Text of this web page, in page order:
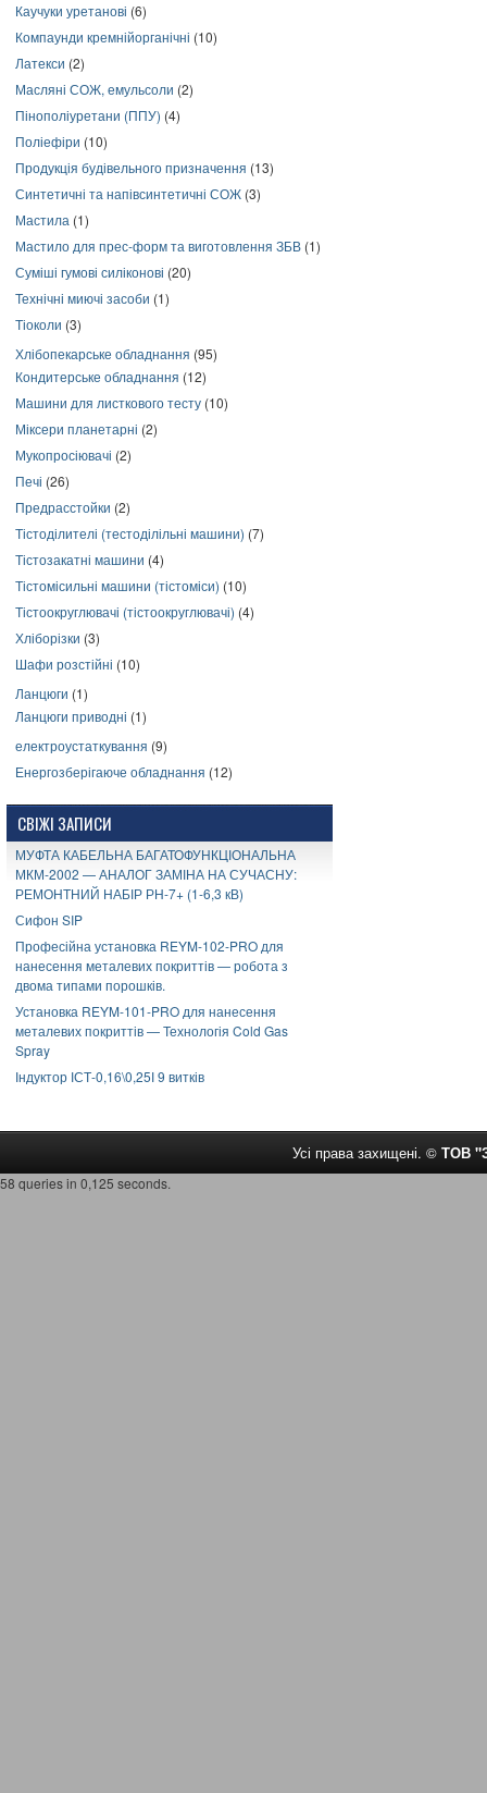
Каучуки уретанові (6)
Компаунди кремнійорганічні (10)
Латекси (2)
Масляні СОЖ, емульсоли (2)
Пінополіуретани (ППУ) (4)
Поліефіри (10)
Продукція будівельного призначення (13)
Синтетичні та напівсинтетичні СОЖ (3)
Мастила (1)
Мастило для прес-форм та виготовлення ЗБВ (1)
Суміші гумові силіконові (20)
Технічні миючі засоби (1)
Тіоколи (3)
Хлібопекарське обладнання (95)
Кондитерське обладнання (12)
Машини для листкового тесту (10)
Міксери планетарні (2)
Мукопросіювачі (2)
Печі (26)
Предрасстойки (2)
Тістоділителі (тестоділільні машини) (7)
Тістозакатні машини (4)
Тістомісильні машини (тістоміси) (10)
Тістоокруглювачі (тістоокруглювачі) (4)
Хліборізки (3)
Шафи розстійні (10)
Ланцюги (1)
Ланцюги приводні (1)
електроустаткування (9)
Енергозберігаюче обладнання (12)
СВІЖІ ЗАПИСИ
МУФТА КАБЕЛЬНА БАГАТОФУНКЦІОНАЛЬНА
МКМ-2002 — АНАЛОГ ЗАМІНА НА СУЧАСНУ:
РЕМОНТНИЙ НАБІР РН-7+ (1-6,3 кВ)
Сифон SIP
Професійна установка REYM-102-PRO для
нанесення металевих покриттів — робота з
двома типами порошків.
Установка REYM-101-PRO для нанесення
металевих покриттів — Технологія Cold Gas
Spray
Індуктор ІСТ-0,16\0,25І 9 витків
Усі права захищені. © ТОВ
58 queries in 0,125 seconds.